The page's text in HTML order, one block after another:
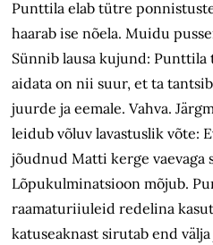
Punttila elab tütre
haarab ise nõela. Muidu
Sünnib lausa kujund: Punttila
aidata on nii suur, et ta
juurde ja eemale. Vahva.
leidub võluv lavastuslik võte:
jõudnud Matti kerge vaevaga
Lõpukulminatsioon mõjub.
raamaturiiuleid redelina
katuseaknast sirutab end